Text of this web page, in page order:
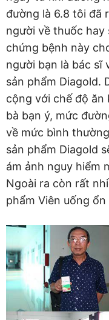
đường là 6.8 tôi đã
người về thuốc
chứng bệnh này
người bạn là bác sĩ
sản phẩm Diagold.
cộng với chế độ ăn
bà bạn ý, mức
về mức bình
sản phẩm Diagold
ám ảnh nguy hiểm
Ngoài ra còn rất
phẩm Viên uống